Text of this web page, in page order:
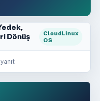
Dönüş
CloudLinux
OS